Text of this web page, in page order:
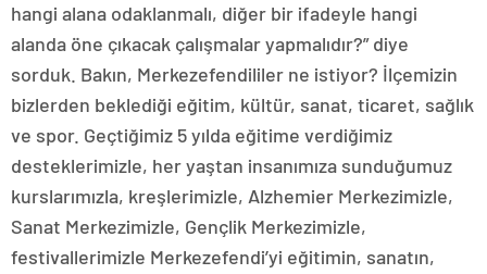
hangi alana odaklanmalı, diğer bir ifadeyle hangi
alanda öne çıkacak çalışmalar yapmalıdır?” diye
sorduk. Bakın, Merkezefendililer ne istiyor? İlçemizin
bizlerden beklediği eğitim, kültür, sanat, ticaret, sağlık
ve spor. Geçtiğimiz 5 yılda eğitime verdiğimiz
desteklerimizle, her yaştan insanımıza sunduğumuz
kurslarımızla, kreşlerimizle, Alzhemier Merkezimizle,
Sanat Merkezimizle, Gençlik Merkezimizle,
festivallerimizle Merkezefendi’yi eğitimin, sanatın,